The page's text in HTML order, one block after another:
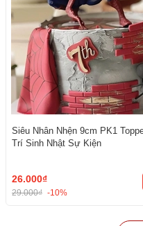
Siêu Nhân Nhện 9cm PK1
Trí Sinh Nhật Sự Kiện
26.000₫
29.000₫ -10%